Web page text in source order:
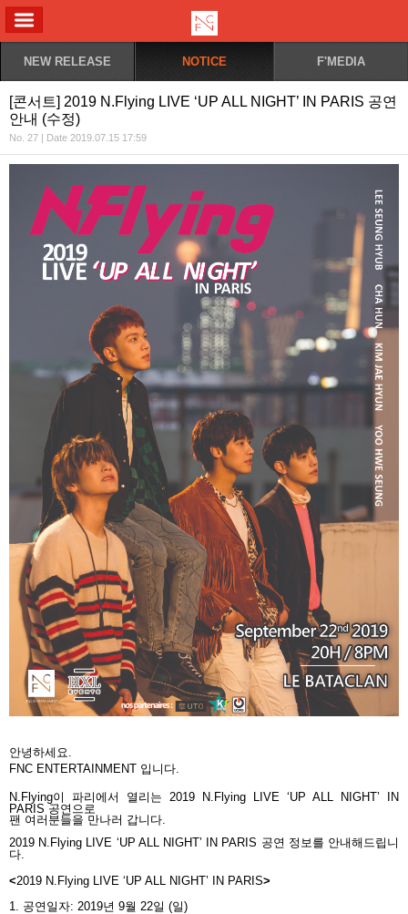
NEW RELEASE NOTICE F'MEDIA
[콘서트] 2019 N.Flying LIVE ‘UP ALL NIGHT’ IN PARIS 공연
안내 (수정)
No. 27 | Date 2019.07.15 17:59
안녕하세요.
FNC ENTERTAINMENT 입니다
N.Flying이 파리에서 열리는 2019 N.Flying LIVE ‘UP ALL NIGHT’ IN
PARIS공연으로
팬 여러분들을 만나러 갑니다
2019 N.Flying LIVE ‘UP ALL NIGHT’ IN PARIS 공연 정보를 안내해드립니
다
<2019 N.Flying LIVE ‘UP ALL NIGHT’ IN PARIS>
1. 공연일자: 2019년 9월 22일 (일)